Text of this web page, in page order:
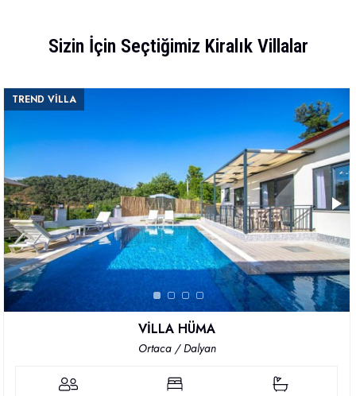
Sizin İçin Seçtiğimiz Kiralık Villalar
TREND VİLLA
VİLLA HÜMA
Ortaca / Dalyan